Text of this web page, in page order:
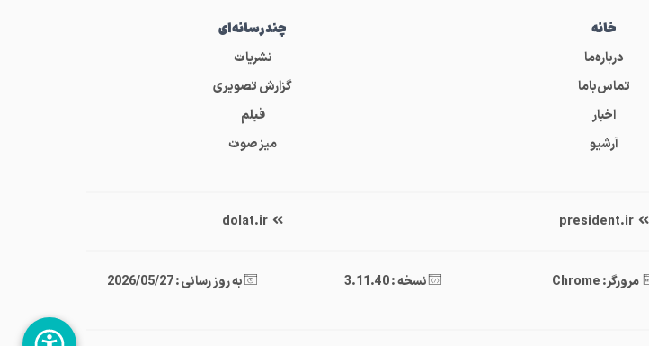
خانه
درباره‌ما
تماس‌باما
اخبار
آرشیو
چندرسانه‌ای
نشریات
گزارش تصویری
فیلم
میز صوت
president.ir
dolat.ir
مرورگر: Chrome نسخه : 3.11.40 به روز رسانی : 2026/05/27